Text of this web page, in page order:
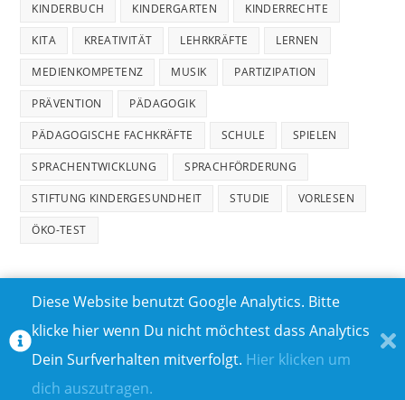
KINDERBUCH KINDERGARTEN KINDERRECHTE
KITA KREATIVITÄT LEHRKRÄFTE LERNEN
MEDIENKOMPETENZ MUSIK PARTIZIPATION
PRÄVENTION PÄDAGOGIK
PÄDAGOGISCHE FACHKRÄFTE SCHULE SPIELEN
SPRACHENTWICKLUNG SPRACHFÖRDERUNG
STIFTUNG KINDERGESUNDHEIT STUDIE VORLESEN
ÖKO-TEST
TEILNAHMEBEDINGUNGEN FÜR GEWINNSPIELE
IMPRESSUM
ÜBER UNS I
Diese Website benutzt Google Analytics. Bitte
klicke hier wenn Du nicht möchtest dass Analytics
Dein Surfverhalten mitverfolgt. Hier klicken um
dich auszutragen.